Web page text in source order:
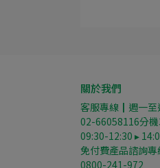
關於我們
客服專線┃週一至
02-66058116分
09:30-12:30 ▸
免付費產品諮詢
0800-241-972